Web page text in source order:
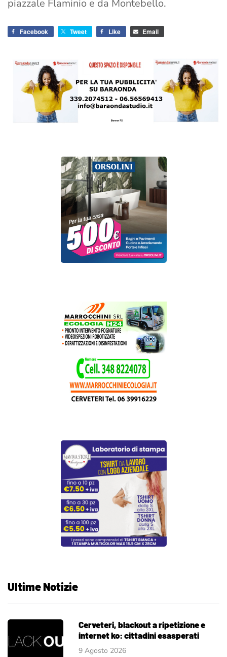
piazzale Flaminio e da Montebello.
Facebook Tweet Like Email
Ultime Notizie
Cerveteri, blackout a ripetizione e
internet ko: cittadini esasperati
9 Agosto 2026